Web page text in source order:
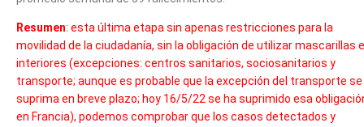
Resumen: esta última etapa sin apenas restricciones para la
movilidad de la ciudadanía, sin la obligación de utilizar mascarillas
interiores (excepciones: centros sanitarios, sociosanitarios y
transporte; aunque es probable que la excepción del transporte se
suprima en breve plazo; hoy 16/5/22 se ha suprimido esa
en Francia), podemos comprobar que los casos detectados y